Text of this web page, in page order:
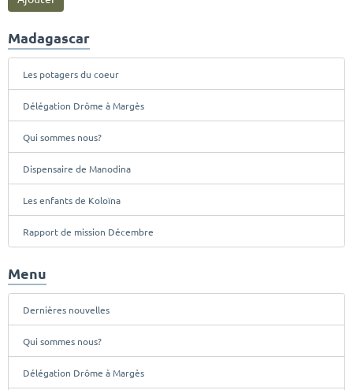
Madagascar
Les potagers du coeur
Délégation Drôme à Margès
Qui sommes nous?
Dispensaire de Manodina
Les enfants de Koloïna
Rapport de mission Décembre
Menu
Dernières nouvelles
Qui sommes nous?
Délégation Drôme à Margès